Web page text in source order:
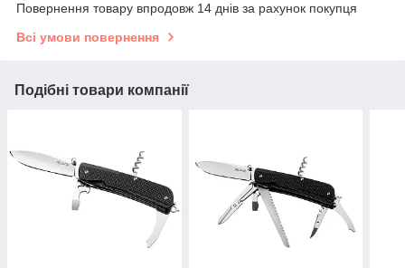
Повернення товару впродовж 14 днів за рахунок покупця
Всі умови повернення
Подібні товари компанії